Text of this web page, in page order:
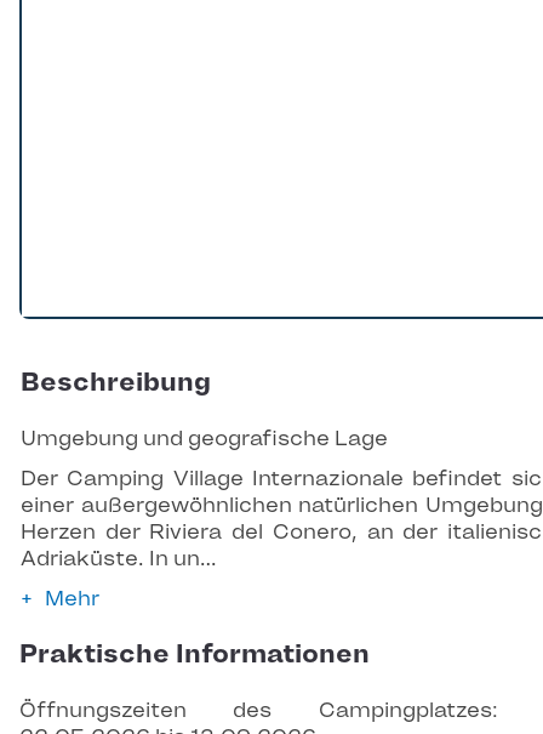
Beschreibung
Umgebung und geografische Lage
Der Camping Village Internazionale befindet
einer außergewöhnlichen natürlichen
Herzen der Riviera del Conero, an der
Adriaküste. In un…
Mehr
Praktische Informationen
Öffnungszeiten des Campingplatzes: